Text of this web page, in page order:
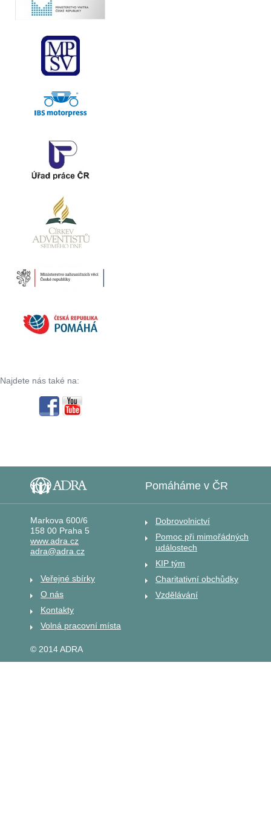
Najdete nás také na:
Markova 600/6
158 00 Praha 5
www.adra.cz
adra@adra.cz
Veřejné sbírky
O nás
Kontakty
Volná pracovní místa
Pomáháme v ČR
Dobrovolnictví
Pomoc při mimořádných
událostech
KIP tým
Charitativní obchůdky
Vzdělávání
© 2014 ADRA